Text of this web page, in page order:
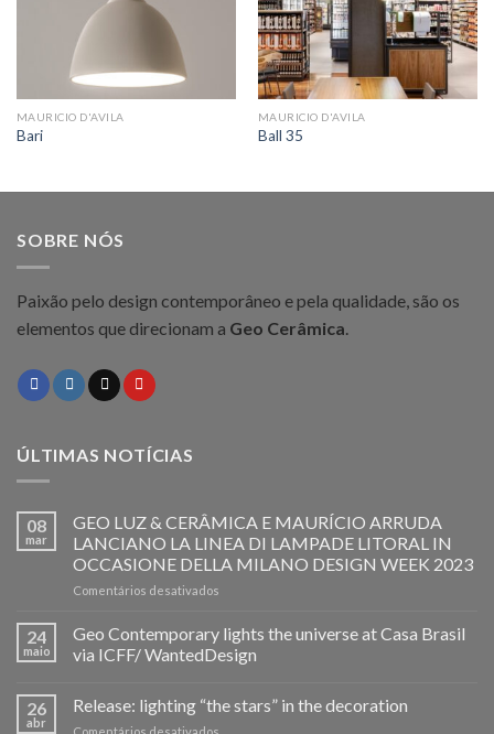
MAURICIO D'AVILA
Bari
MAURICIO D'AVILA
Ball 35
SOBRE NÓS
Paixão pelo design contemporâneo e pela qualidade, são os
elementos que direcionam a Geo Cerâmica.
ÚLTIMAS NOTÍCIAS
08
mar
GEO LUZ & CERÂMICA E MAURÍCIO ARRUDA
LANCIANO LA LINEA DI LAMPADE LITORAL IN
OCCASIONE DELLA MILANO DESIGN WEEK 2023
Comentários desativados
LUZ
CERÂMICA
MAURÍCIO
24
maio
Geo Contemporary lights the universe at Casa Brasil
via ICFF/ WantedDesign
26
abr
Release: lighting “the stars” in the decoration